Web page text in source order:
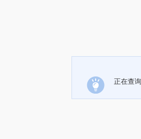
正在查